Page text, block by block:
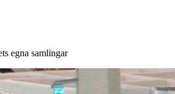
egna samlingar